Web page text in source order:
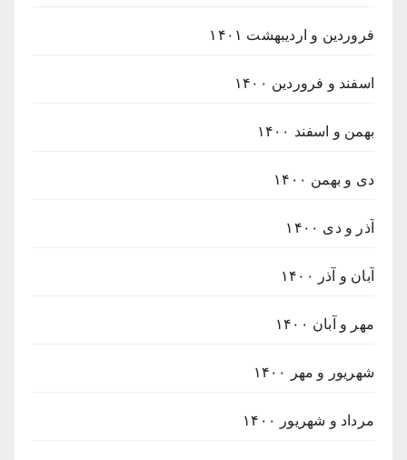
فروردین و اردیبهشت ۱۴۰۱
اسفند و فروردین ۱۴۰۰
بهمن و اسفند ۱۴۰۰
دی و بهمن ۱۴۰۰
آذر و دی ۱۴۰۰
آبان و آذر ۱۴۰۰
مهر و آبان ۱۴۰۰
شهریور و مهر ۱۴۰۰
مرداد و شهریور ۱۴۰۰